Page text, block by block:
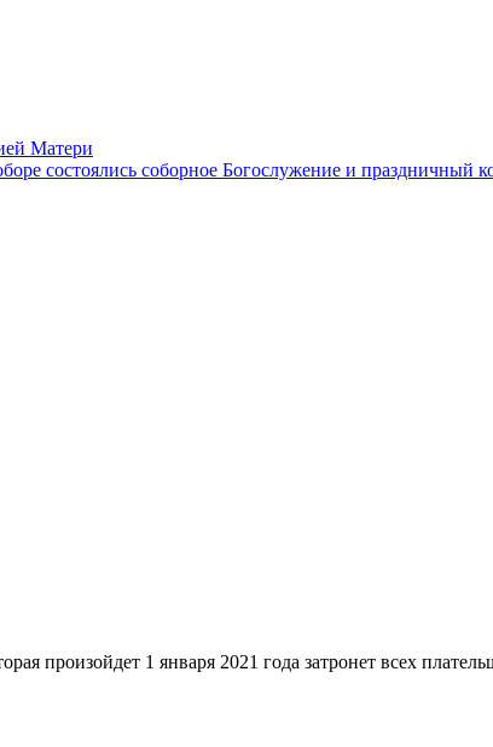
Матери
состоялись соборное Богослужение и праздничный
1 января 2021 года затронет всех